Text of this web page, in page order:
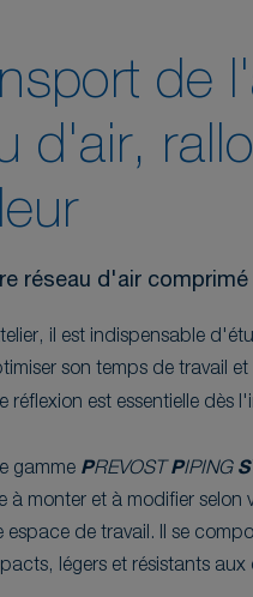
de
d'air,
réseau d'air comprimé
il est indispensable
son temps de travail
réflexion est essentielle dès
gamme PREVOST PIPINGS
à monter et à modifier selon
espace de travail. Il se
légers et résistants aux